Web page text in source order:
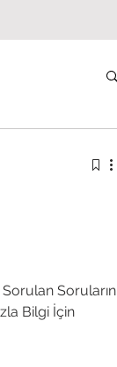
Sorulan Soruların
Bilgi İçin